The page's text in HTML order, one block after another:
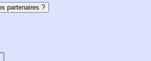
partenaires ?